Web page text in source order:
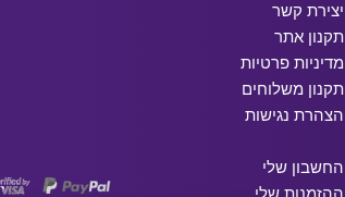
יצירת קשר
תקנון אתר
מדיניות פרטיות
תקנון משלוחים
הצהרת נגישות
החשבון שלי